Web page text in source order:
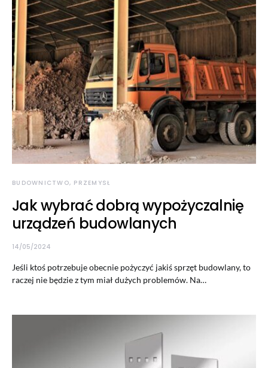
BUDOWNICTWO, PRZEMYSŁ
Jak wybrać dobrą wypożyczalnię
urządzeń budowlanych
14/05/2024
Jeśli ktoś potrzebuje obecnie pożyczyć jakiś sprzęt budowlany, to
raczej nie będzie z tym miał dużych problemów. Na…